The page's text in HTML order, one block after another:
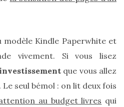
modèle Kindle Paperwhite et
vivement. Si vous lisez
que vous allez
seul bémol : on lit deux fois
au budget livres qui